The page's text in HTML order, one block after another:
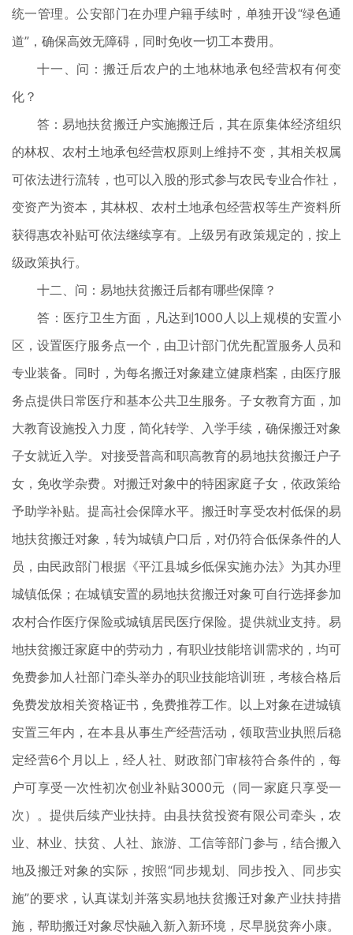
统一管理。公安部门在办理户籍手续时，单独开设“绿色通
道”，确保高效无障碍，同时免收一切工本费用。
十一、问：搬迁后农户的土地林地承包经营权有何变
化？
答：易地扶贫搬迁户实施搬迁后，其在原集体经济组织
的林权、农村土地承包经营权原则上维持不变，其相关权属
可依法进行流转，也可以入股的形式参与农民专业合作社，
变资产为资本，其林权、农村土地承包经营权等生产资料所
获得惠农补贴可依法继续享有。上级另有政策规定的，按上
级政策执行。
十二、问：易地扶贫搬迁后都有哪些保障？
答：医疗卫生方面，凡达到1000人以上规模的安置小
区，设置医疗服务点一个，由卫计部门优先配置服务人员和
专业装备。同时，为每名搬迁对象建立健康档案，由医疗服
务点提供日常医疗和基本公共卫生服务。子女教育方面，加
大教育设施投入力度，简化转学、入学手续，确保搬迁对象
子女就近入学。对接受普高和职高教育的易地扶贫搬迁户子
女，免收学杂费。对搬迁对象中的特困家庭子女，依政策给
予助学补贴。提高社会保障水平。搬迁时享受农村低保的易
地扶贫搬迁对象，转为城镇户口后，对仍符合低保条件的人
员，由民政部门根据《平江县城乡低保实施办法》为其办理
城镇低保；在城镇安置的易地扶贫搬迁对象可自行选择参加
农村合作医疗保险或城镇居民医疗保险。提供就业支持。易
地扶贫搬迁家庭中的劳动力，有职业技能培训需求的，均可
免费参加人社部门牵头举办的职业技能培训班，考核合格后
免费发放相关资格证书，免费推荐工作。以上对象在进城镇
安置三年内，在本县从事生产经营活动，领取营业执照后稳
定经营6个月以上，经人社、财政部门审核符合条件的，每
户可享受一次性初次创业补贴3000元（同一家庭只享受一
次）。提供后续产业扶持。由县扶贫投资有限公司牵头，农
业、林业、扶贫、人社、旅游、工信等部门参与，结合搬入
地及搬迁对象的实际，按照“同步规划、同步投入、同步实
施”的要求，认真谋划并落实易地扶贫搬迁对象产业扶持措
施，帮助搬迁对象尽快融入新入新环境，尽早脱贫奔小康。